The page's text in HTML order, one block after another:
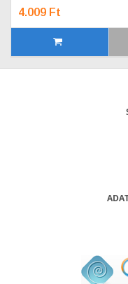
4.009 Ft